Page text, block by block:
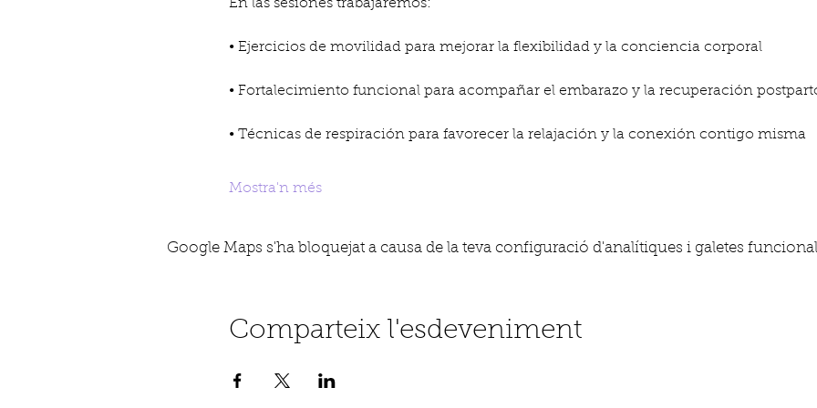
En las sesiones trabajaremos:
• Ejercicios de movilidad para mejorar la flexibilidad y la conciencia corporal
• Fortalecimiento funcional para acompañar el embarazo y la recuperación
• Técnicas de respiración para favorecer la relajación y la conexión contigo misma
Mostra'n més
Google Maps s'ha bloquejat a causa de la teva configuració d'analítiques i galetes
Comparteix l'esdeveniment